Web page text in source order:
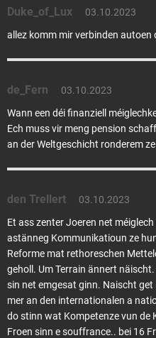
Duke_of_Lux 03.10.2023
allez komm mir verbinden
de_Fern 03.10.2023
Wann een déi finanziell
Ech muss vir meng pension
an der Weltgeschicht ronderem ze
den Trellert 03.10.2023
Et ass zenter Joeren net
astänneg Kommunikatioun ze
Reforme mat rethoreschen
geholl. Um Terrain ännert
sin net emgesat ginn. Naischt
mer an den internationalen a
do stinn wat Kompetenze vun de
Froen sinn e souffrance.. bei 16